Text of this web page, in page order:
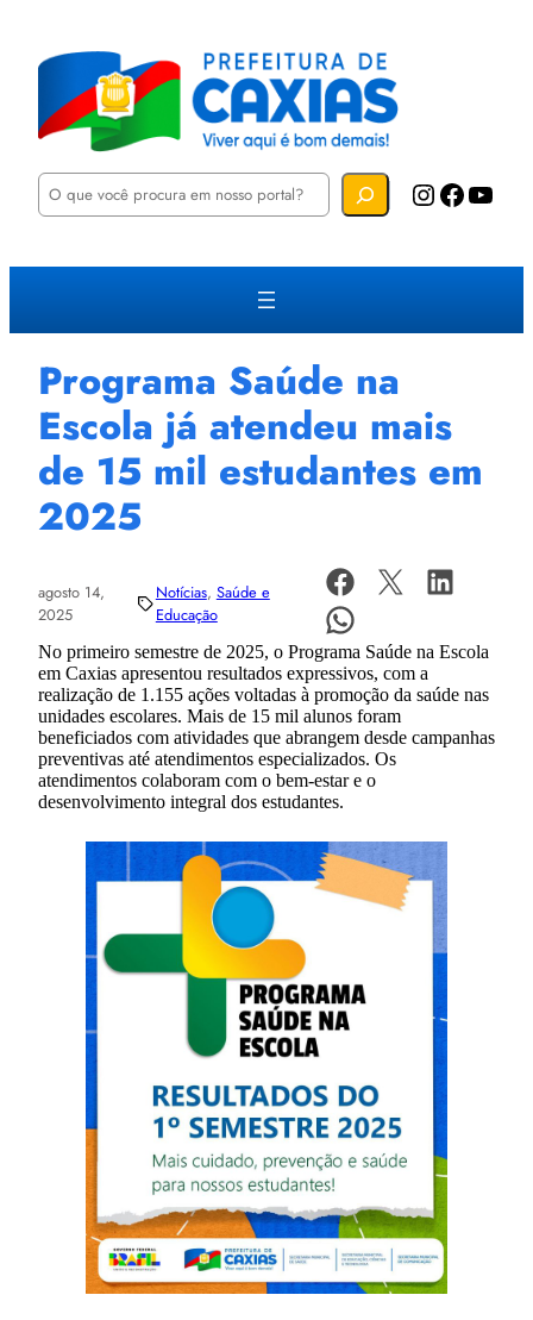
P
u
a
Instagram Facebook YouTube
Programa Saúde na
Escola já atendeu mais
de 15 mil estudantes em
2025
agosto 14,
2025
Notícias, Saúde e
Educação
No primeiro semestre de 2025, o Programa Saúde na Escola
em Caxias apresentou resultados expressivos, com a
realização de 1.155 ações voltadas à promoção da saúde nas
unidades escolares. Mais de 15 mil alunos foram
beneficiados com atividades que abrangem desde campanhas
preventivas até atendimentos especializados. Os
atendimentos colaboram com o bem-estar e o
desenvolvimento integral dos estudantes.